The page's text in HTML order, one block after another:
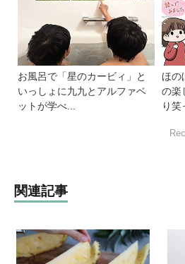
お風呂で「星のカービィ」と
いっしょに九九とアルファベ
ットが学べ...
ほの
の楽
り笑
関連記事